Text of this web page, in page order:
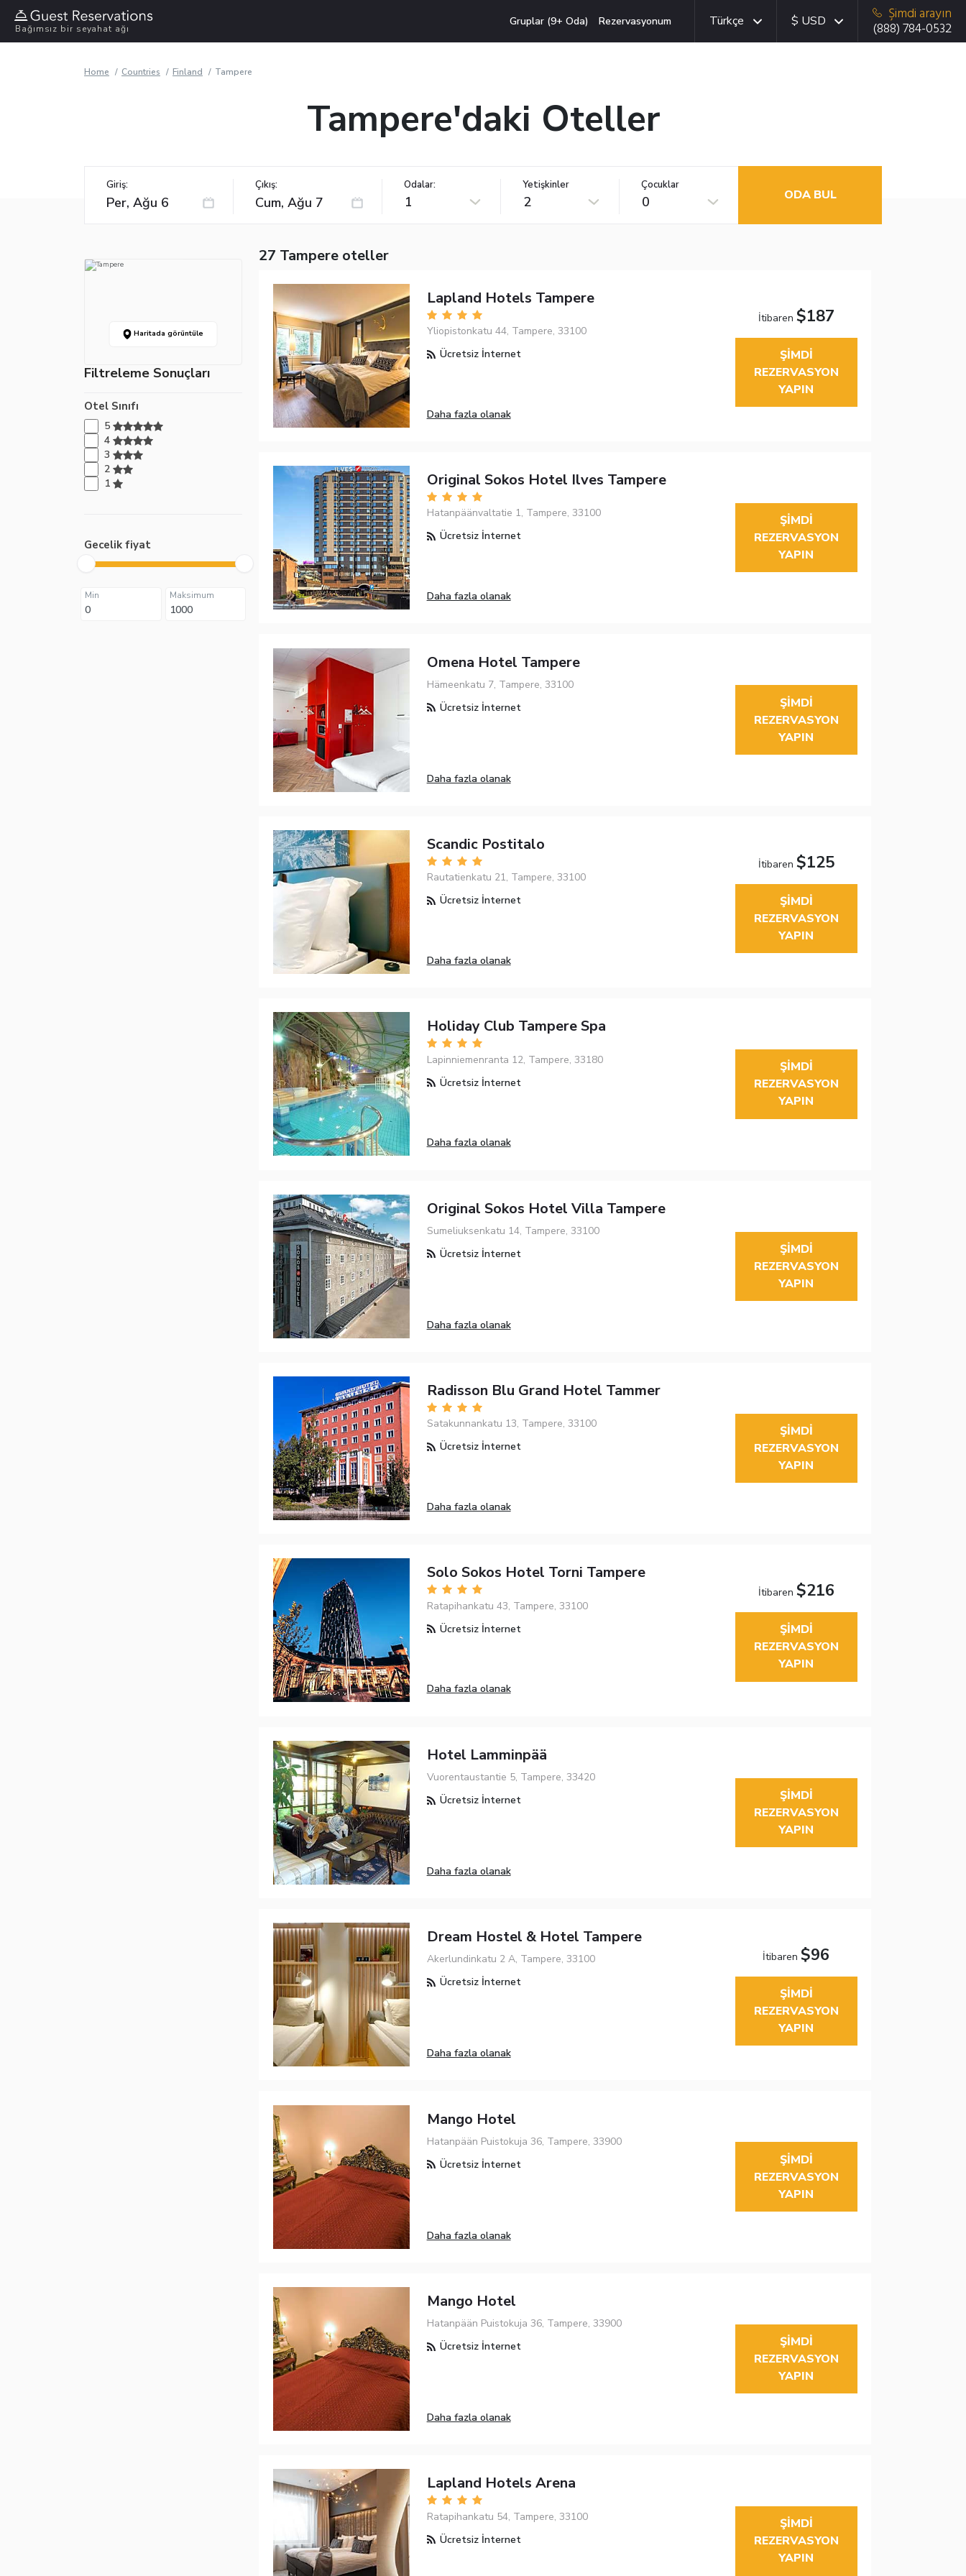
Bağımsız bir seyahat ağı
Gruplar (9+ Oda) Rezervasyonum Türkçe $ USD
Şimdi arayın
(888) 784-0532
Home Countries Finland Tampere
Tampere'daki Oteller
Giriş: Çıkış: Odalar:
1
Yetişkinler
2
Çocuklar
0 ODA BUL
Haritada görüntüle
Filtreleme Sonuçları
Otel Sınıfı
5
4
3
2
1
Gecelik fiyat
Min Maksimum
27 Tampere oteller
Lapland Hotels Tampere
Yliopistonkatu 44, Tampere, 33100
Ücretsiz İnternet
Daha fazla olanak
İtibaren $187
ŞIMDI
REZERVASYON
YAPIN
Original Sokos Hotel Ilves Tampere
Hatanpäänvaltatie 1, Tampere, 33100
Ücretsiz İnternet
Daha fazla olanak
ŞIMDI
REZERVASYON
YAPIN
Omena Hotel Tampere
Hämeenkatu 7, Tampere, 33100
Ücretsiz İnternet
Daha fazla olanak
ŞIMDI
REZERVASYON
YAPIN
Scandic Postitalo
Rautatienkatu 21, Tampere, 33100
Ücretsiz İnternet
Daha fazla olanak
İtibaren $125
ŞIMDI
REZERVASYON
YAPIN
Holiday Club Tampere Spa
Lapinniemenranta 12, Tampere, 33180
Ücretsiz İnternet
Daha fazla olanak
ŞIMDI
REZERVASYON
YAPIN
Original Sokos Hotel Villa Tampere
Sumeliuksenkatu 14, Tampere, 33100
Ücretsiz İnternet
Daha fazla olanak
ŞIMDI
REZERVASYON
YAPIN
Radisson Blu Grand Hotel Tammer
Satakunnankatu 13, Tampere, 33100
Ücretsiz İnternet
Daha fazla olanak
ŞIMDI
REZERVASYON
YAPIN
Solo Sokos Hotel Torni Tampere
Ratapihankatu 43, Tampere, 33100
Ücretsiz İnternet
Daha fazla olanak
İtibaren $216
ŞIMDI
REZERVASYON
YAPIN
Hotel Lamminpää
Vuorentaustantie 5, Tampere, 33420
Ücretsiz İnternet
Daha fazla olanak
ŞIMDI
REZERVASYON
YAPIN
Dream Hostel & Hotel Tampere
Akerlundinkatu 2 A, Tampere, 33100
Ücretsiz İnternet
Daha fazla olanak
İtibaren$96
ŞIMDI
REZERVASYON
YAPIN
Mango Hotel
Hatanpään Puistokuja 36, Tampere, 33900
Ücretsiz İnternet
Daha fazla olanak
ŞIMDI
REZERVASYON
YAPIN
Mango Hotel
Hatanpään Puistokuja 36, Tampere, 33900
Ücretsiz İnternet
Daha fazla olanak
ŞIMDI
REZERVASYON
YAPIN
Lapland Hotels Arena
Ratapihankatu 54, Tampere, 33100
Ücretsiz İnternet
ŞIMDI
REZERVASYON
YAPIN